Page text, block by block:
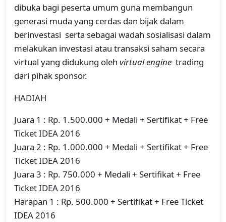
dibuka bagi peserta umum guna membangun
generasi muda yang cerdas dan bijak dalam
berinvestasi serta sebagai wadah sosialisasi dalam
melakukan investasi atau transaksi saham secara
virtual yang didukung oleh virtual engine trading
dari pihak sponsor.
HADIAH
Juara 1 : Rp. 1.500.000 + Medali + Sertifikat + Free
Ticket IDEA 2016
Juara 2 : Rp. 1.000.000 + Medali + Sertifikat + Free
Ticket IDEA 2016
Juara 3 : Rp. 750.000 + Medali + Sertifikat + Free
Ticket IDEA 2016
Harapan 1 : Rp. 500.000 + Sertifikat + Free Ticket
IDEA 2016